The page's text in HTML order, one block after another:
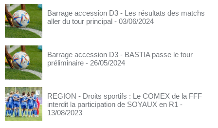
Barrage accession D3 - Les résultats des matchs
aller du tour principal - 03/06/2024
Barrage accession D3 - BASTIA passe le tour
préliminaire - 26/05/2024
REGION - Droits sportifs : Le COMEX de la FFF
interdit la participation de SOYAUX en R1 -
13/08/2023